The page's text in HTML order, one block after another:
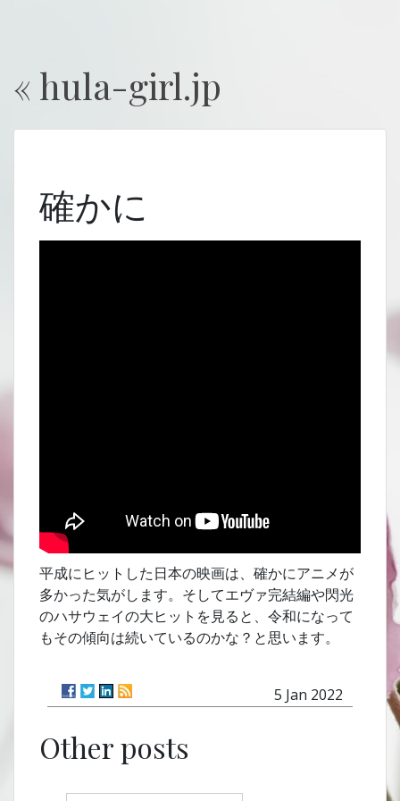
« hula-girl.jp
確かに
平成にヒットした日本の映画は、確かにアニメが
多かった気がします。そしてエヴァ完結編や閃光
のハサウェイの大ヒットを見ると、令和になって
もその傾向は続いているのかな？と思います。
5 Jan 2022
Other posts